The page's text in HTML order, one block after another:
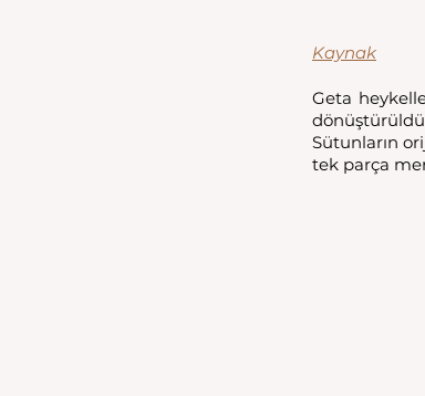
Kaynak
Geta
Sütunların
tek parça